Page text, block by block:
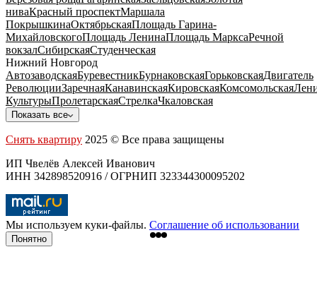
ниваКрасный проспектМаршала
ПокрышкинаОктябрьскаяПлощадь Гарина-
МихайловскогоПлощадь ЛенинаПлощадь МарксаРечной
вокзалСибирскаяСтуденческая
Нижний Новгород
АвтозаводскаяБуревестникБурнаковскаяГорьковскаяДвигатель
РеволюцииЗаречнаяКанавинскаяКировскаяКомсомольская
КультурыПролетарскаяСтрелкаЧкаловская
Показать все
Снять квартиру 2025 © Все права защищены
ИП Чвелёв Алексей Иванович
ИНН 342898520916 / ОГРНИП 323344300095202
Мы используем куки-файлы. Соглашение об использовании
Понятно